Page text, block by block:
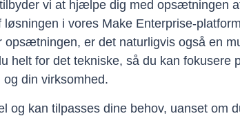
vi at hjælpe dig med opsætningen
løsningen i vores Make Enterprise-
er det naturligvis også en
helt for det tekniske, så du kan fokusere
din virksomhed.
og kan tilpasses dine behov, uanset om